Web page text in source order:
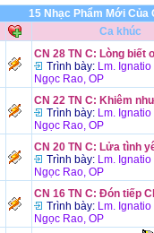
15 Nhạc Phẩm Mới Của
Ca khúc
CN 28 TN C: Lòng biết
Trình bày: Lm.
Ngọc Rao, OP
CN 22 TN C: Khiêm
Trình bày: Lm.
Ngọc Rao, OP
CN 20 TN C: Lửa tình
Trình bày: Lm.
Ngọc Rao, OP
CN 16 TN C: Đón tiếp
Trình bày: Lm.
Ngọc Rao, OP